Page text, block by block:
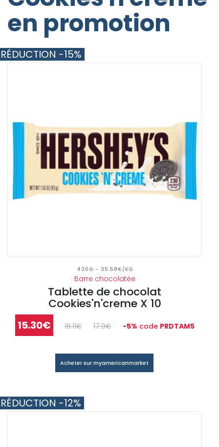
en promotion
430G - 35.58€/KG
Barre chocolatée
Tablette de chocolat
Cookies'n'creme X 10
15.30€ 16.11€ 17.9€ -5% code PRDTAM5
RÉDUCTION -15%
Acheter sur myamericanmarket
RÉDUCTION -12%